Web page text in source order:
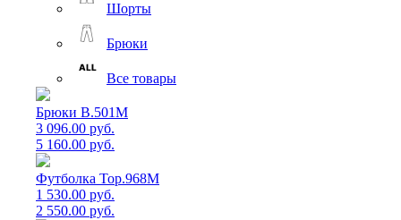
Шорты
Брюки
Все товары
Брюки B.501M
3 096.00 руб.
5 160.00 руб.
Футболка Top.968M
1 530.00 руб.
2 550.00 руб.